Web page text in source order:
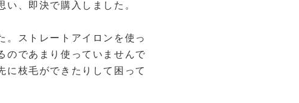
、即決で購入しました。
。ストレートアイロンを使っ
のであまり使っていませんで
に枝毛ができたりして困って